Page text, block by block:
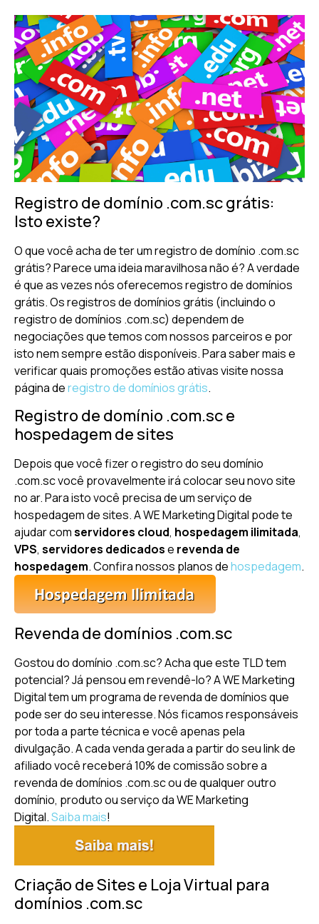
Registro de domínio .com.sc grátis:
Isto existe?
O que você acha de ter um registro de domínio .com.sc
grátis? Parece uma ideia maravilhosa não é? A verdade
é que as vezes nós oferecemos registro de domínios
grátis. Os registros de domínios grátis (incluindo o
registro de domínios .com.sc) dependem de
negociações que temos com nossos parceiros e por
isto nem sempre estão disponíveis. Para saber mais e
verificar quais promoções estão ativas visite nossa
página deregistro de domínios grátis.
Registro de domínio .com.sc e
hospedagem de sites
Depois que você fizer o registro do seu domínio
.com.sc você provavelmente irá colocar seu novo site
no ar. Para isto você precisa de um serviço de
hospedagem de sites. A WE Marketing Digital pode te
ajudar comservidores cloud, hospedagem ilimitada,
VPS, servidores dedicadose revenda de
hospedagem. Confira nossos planos dehospedagem.
Revenda de domínios .com.sc
Gostou do domínio .com.sc? Acha que este TLD tem
potencial? Já pensou em revendê-lo? A WE Marketing
Digital tem um programa de revenda de domínios que
pode ser do seu interesse. Nós ficamos responsáveis
por toda a parte técnica e você apenas pela
divulgação. A cada venda gerada a partir do seu link de
afiliado você receberá 10% de comissão sobre a
revenda de domínios .com.sc ou de qualquer outro
domínio, produto ou serviço da WE Marketing
Digital.Saiba mais!
Criação de Sites e Loja Virtual para
domínios .com.sc